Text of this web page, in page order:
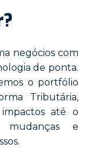
negócios com
de ponta.
o portfólio
Tributária,
até o
e